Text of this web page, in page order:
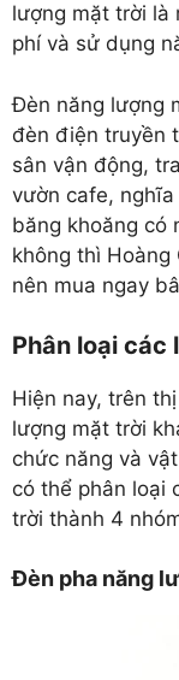
lượng mặt trời là
phí và sử dụng
Đèn năng lượng
đèn điện truyền
sân vận động,
vườn cafe,
băng khoăng có
không thì Hoàng
nên mua ngay
Phân loại các
Hiện nay, trên
lượng mặt trời
chức năng và
có thể phân loại
trời thành 4
Đèn pha năng